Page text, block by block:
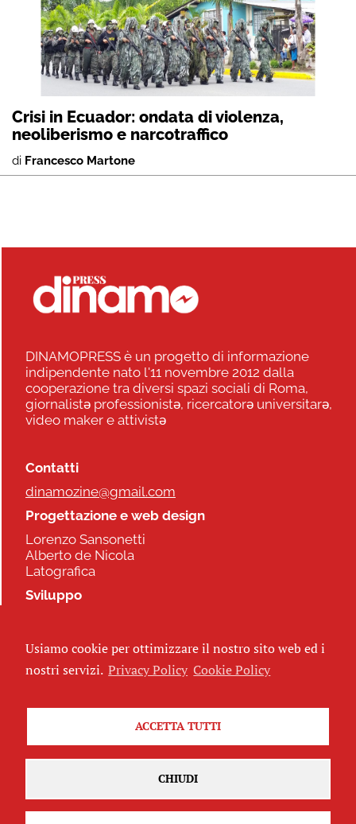
Crisi in Ecuador: ondata di violenza,
neoliberismo e narcotraffico
di Francesco Martone
DINAMOPRESS è un progetto di informazione
indipendente nato l'11 novembre 2012 dalla
cooperazione tra diversi spazi sociali di Roma,
giornalistə professionistə, ricercatorə universitarə,
video maker e attivistə
Contatti
dinamozine@gmail.com
Progettazione e web design
Lorenzo Sansonetti
Alberto de Nicola
Latografica
Sviluppo
Seguici
Iscriviti alla newsletter
Usiamo cookie per ottimizzare il nostro sito web ed i
nostri servizi. Privacy Policy Cookie Policy
ACCETTA TUTTI
CHIUDI